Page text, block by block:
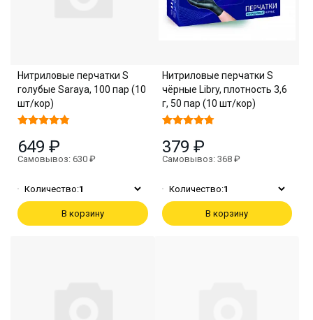
Нитриловые перчатки S
голубые Saraya, 100 пар (10
шт/кор)
649 ₽
Самовывоз: 630 ₽
Количество:1
В корзину
Нитриловые перчатки S
чёрные Libry, плотность 3,6
г, 50 пар (10 шт/кор)
379 ₽
Самовывоз: 368 ₽
Количество:1
В корзину